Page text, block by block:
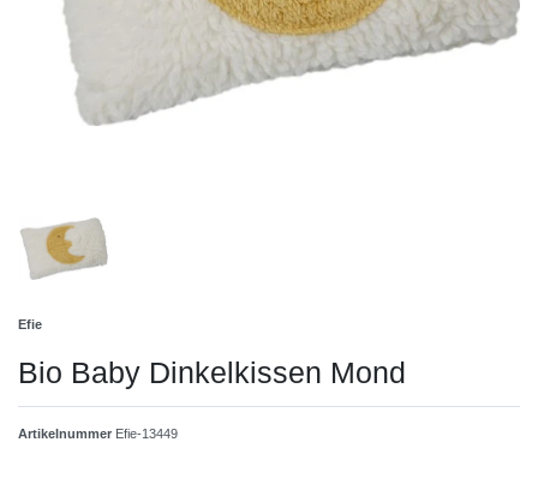
Efie
Bio Baby Dinkelkissen Mond
Artikelnummer Efie-13449